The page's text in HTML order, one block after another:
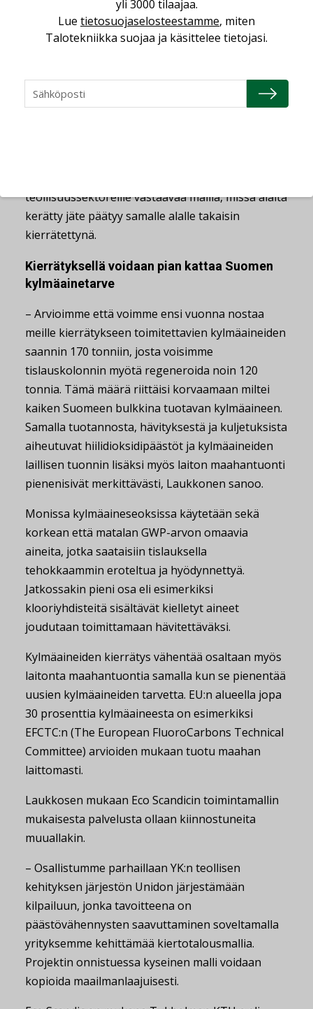
kiertotalousmallia tekemällä yhteistyötä
autoromuttamoiden kanssa, jotka keräävät
regeneroidaan ja palautetaan takaisin Ruotsin
autoalalle esimerkiksi autohuoltoyrityksille ja
teollisuussektoreille vastaavaa mallia, missä alalta
kerätty jäte päätyy samalle alalle takaisin
kierrätettynä.
Kierrätyksellä voidaan pian kattaa Suomen
kylmäainetarve
– Arvioimme että voimme ensi vuonna nostaa
meille kierrätykseen toimitettavien kylmäaineiden
saannin 170 tonniin, josta voisimme
tislauskolonnin myötä regeneroida noin 120
tonnia. Tämä määrä riittäisi korvaamaan miltei
kaiken Suomeen bulkkina tuotavan kylmäaineen.
Samalla tuotannosta, hävityksestä ja kuljetuksista
aiheutuvat hiilidioksidipäästöt ja kylmäaineiden
laillisen tuonnin lisäksi myös laiton maahantuonti
pienenisivät merkittävästi, Laukkonen sanoo.
Monissa kylmäaineseoksissa käytetään sekä
korkean että matalan GWP-arvon omaavia
aineita, jotka saataisiin tislauksella
tehokkaammin eroteltua ja hyödynnettyä.
Jatkossakin pieni osa eli esimerkiksi
klooriyhdisteitä sisältävät kielletyt aineet
joudutaan toimittamaan hävitettäväksi.
Kylmäaineiden kierrätys vähentää osaltaan myös
laitonta maahantuontia samalla kun se pienentää
uusien kylmäaineiden tarvetta. EU:n alueella jopa
30 prosenttia kylmäaineesta on esimerkiksi
EFCTC:n (The European FluoroCarbons Technical
Committee) arvioiden mukaan tuotu maahan
laittomasti.
Laukkosen mukaan Eco Scandicin toimintamallin
mukaisesta palvelusta ollaan kiinnostuneita
muuallakin.
– Osallistumme parhaillaan YK:n teollisen
kehityksen järjestön Unidon järjestämään
kilpailuun, jonka tavoitteena on
päästövähennysten saavuttaminen soveltamalla
yrityksemme kehittämää kiertotalousmallia.
Projektin onnistuessa kyseinen malli voidaan
kopioida maailmanlaajuisesti.
yli 3000 tilaajaa.
Lue tietosuojaselosteestamme, miten
Talotekniikka suojaa ja käsittelee tietojasi.